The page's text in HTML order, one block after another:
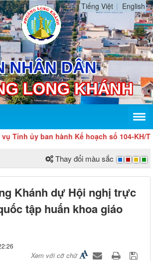
Tiếng Việt English
ủy ban hành Kế hoạch số 104-KH/TU
Thay đổi màu sắc
Khánh dự Hội nghị trực
tập huấn khoa giáo
Xem với cỡ chữ